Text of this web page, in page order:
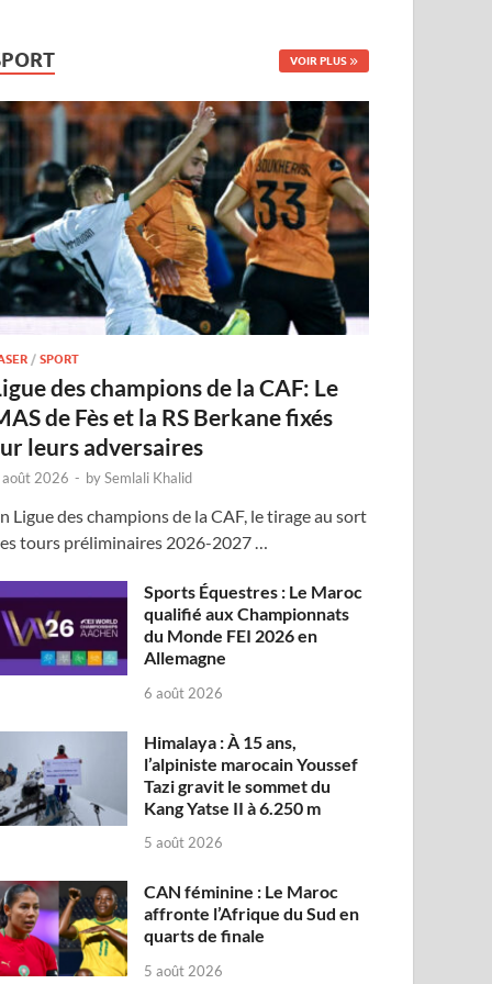
VOIR PLUS
/SPORT
des champions de la CAF: Le
de Fès et la RS Berkane fixés
leurs adversaires
2026 - bySemlali Khalid
Ligue des champions de la CAF, le tirage au sort
tours préliminaires 2026-2027 …
Sports Équestres : Le Maroc
qualifié aux Championnats
du Monde FEI 2026 en
Allemagne
6 août 2026
Himalaya : À 15 ans,
l’alpiniste marocain Youssef
Tazi gravit le sommet du
Kang Yatse II à 6.250 m
5 août 2026
CAN féminine : Le Maroc
affronte l’Afrique du Sud en
quarts de finale
5 août 2026